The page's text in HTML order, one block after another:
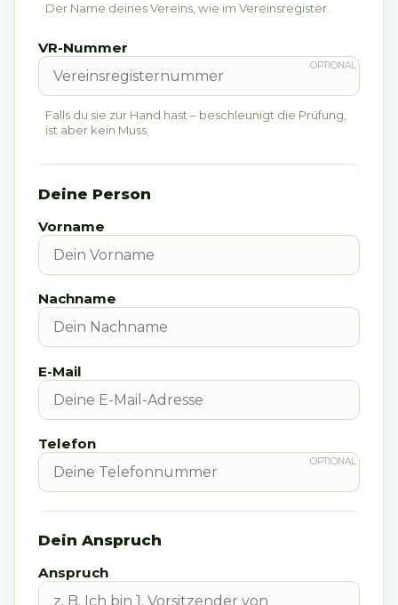
Der Name deines Vereins, wie im Vereinsregister.
VR-Nummer
Falls du sie zur Hand hast – beschleunigt die Prüfung,
ist aber kein Muss.
Deine Person
Vorname
Nachname
E-Mail
Telefon
Dein Anspruch
Anspruch